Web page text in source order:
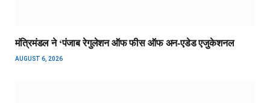
मंत्रिमंडल ने ‘पंजाब रेगुलेशन ऑफ फीस ऑफ अन-एडेड एजुकेशनल
AUGUST 6, 2026